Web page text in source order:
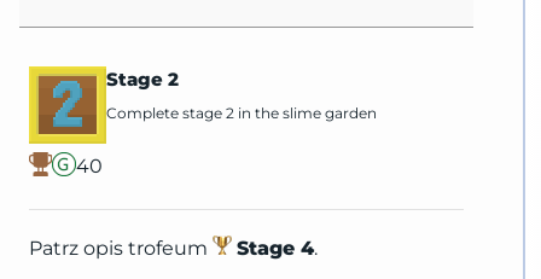
40
Stage 2
Complete stage 2 in the slime garden
Patrz opis trofeum Stage 4.